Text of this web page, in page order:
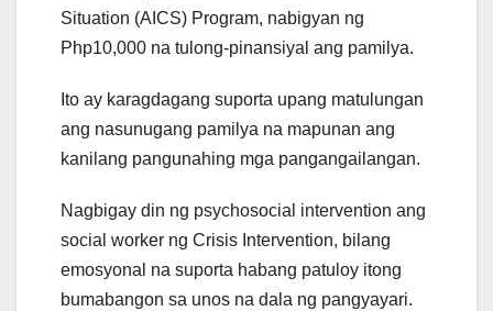
Situation (AICS) Program, nabigyan ng
Php10,000 na tulong-pinansiyal ang pamilya.
Ito ay karagdagang suporta upang matulungan
ang nasunugang pamilya na mapunan ang
kanilang pangunahing mga pangangailangan.
Nagbigay din ng psychosocial intervention ang
social worker ng Crisis Intervention, bilang
emosyonal na suporta habang patuloy itong
bumabangon sa unos na dala ng pangyayari.